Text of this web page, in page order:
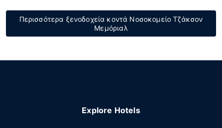
Περισσότερα ξενοδοχεία κοντά Νοσοκομείο Τζάκσον
Μεμόριαλ
Explore Hotels